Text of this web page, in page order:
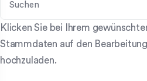
Klicken Sie bei Ihrem
Stammdaten auf den
hochzuladen.